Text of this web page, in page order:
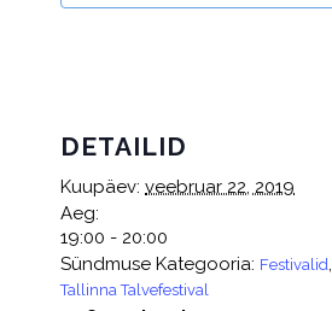
DETAILID
Kuupäev: veebruar 22, 2019
Aeg:
19:00 - 20:00
Sündmuse Kategooria: Festivalid,
Tallinna Talvefestival